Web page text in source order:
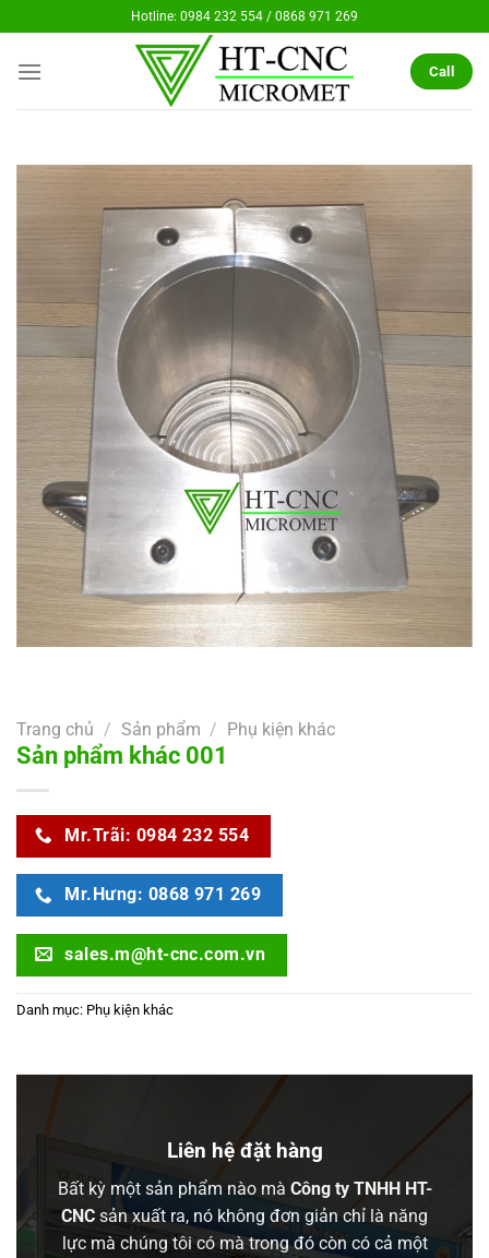
đến
nội
Hotline: 0984 232 554 / 0868 971 269
Call
Trang chủ / Sản phẩm / Phụ kiện khác
Sản phẩm khác 001
Mr.Trãi: 0984 232 554
Mr.Hưng: 0868 971 269
sales.m@ht-cnc.com.vn
Danh mục: Phụ kiện khác
Liên hệ đặt hàng
Bất kỳ một sản phẩm nào mà Công ty TNHH HT-
CNC sản xuất ra, nó không đơn giản chỉ là năng
lực mà chúng tôi có mà trong đó còn có cả một